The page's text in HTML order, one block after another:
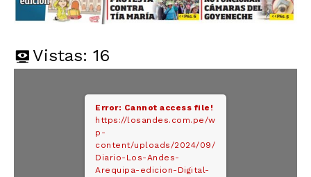
Vistas: 16
Error: Cannot access file!
https://losandes.com.pe/w
p-
content/uploads/2024/09/
Diario-Los-Andes-
Arequipa-edicion-Digital-